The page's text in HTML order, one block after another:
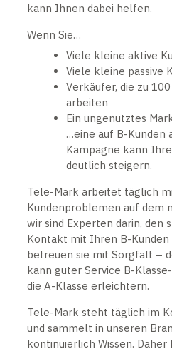
kann Ihnen dabei helfen.
Wenn Sie…
Viele kleine aktive
Viele kleine passive
Verkäufer, die zu
arbeiten
Ein ungenutztes
…eine auf B-Kunden
Kampagne kann
deutlich steigern.
Tele-Mark arbeitet täglich
Kundenproblemen auf dem
wir sind Experten darin, den
Kontakt mit Ihren B-Kunden
betreuen sie mit Sorgfalt –
kann guter Service B-
die A-Klasse erleichtern.
Tele-Mark steht täglich im
und sammelt in unseren
kontinuierlich Wissen.